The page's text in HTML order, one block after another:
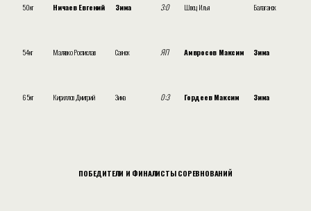
50кг Ничаев Евгений Зима 3:0 Швец Илья Балаганск
54кг Малявко Ростислав Саянск ЯП Амвросов Максим Зима
65кг Кириллов Дмитрий Зима 0:3 Гордеев Максим Зима
ПОБЕДИТЕЛИ И ФИНАЛИСТЫ СОРЕВНОВАНИЙ